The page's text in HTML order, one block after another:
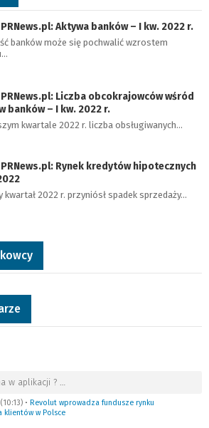
Aktywa banków – I kw. 2022 r.
banków może się pochwalić wzrostem
Liczba obcokrajowców wśród
banków – I kw. 2022 r.
kwartale 2022 r. liczba obsługiwanych…
Rynek kredytów hipotecznych
kwartał 2022 r. przyniósł spadek sprzedaży…
w aplikacji ? …
• Revolut wprowadza fundusze rynku
klientów w Polsce